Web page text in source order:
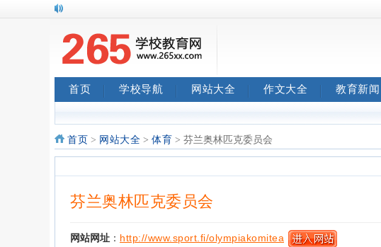
首页 学校导航 网站大全 作文大全 教育新闻
首页 > 网站大全 > 体育 > 芬兰奥林匹克委员会
芬兰奥林匹克委员会
网站网址 ： http://www.sport.fi/olympiakomitea